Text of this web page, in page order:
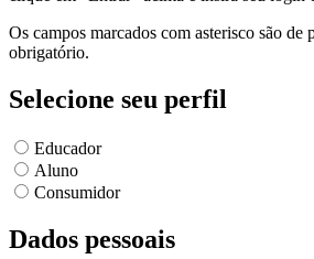
Os campos marcados com asterisco são de
obrigatório.
Selecione seu perfil
Educador
Aluno
Consumidor
Dados pessoais